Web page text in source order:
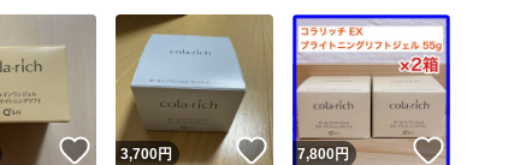
いいね！
3,700円 いいね！
7,800円 いいね！